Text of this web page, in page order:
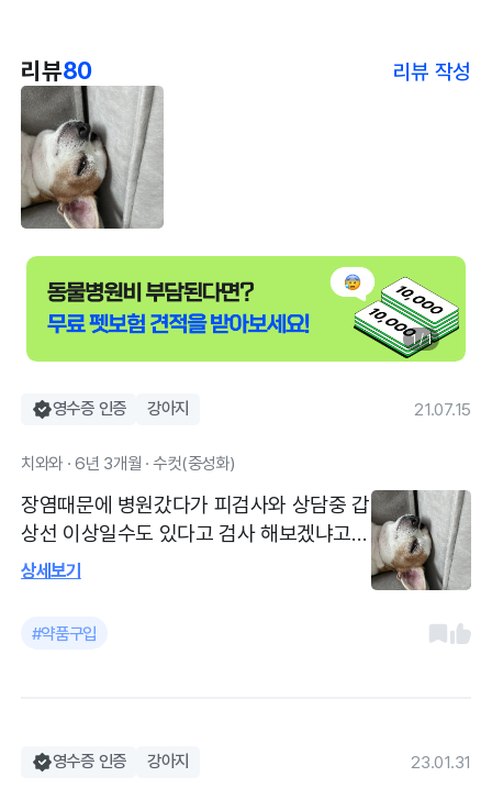
리뷰80 리뷰 작성
1 / 1
영수증 인증 강아지 21.07.15
치와와 · 6년 3개월 · 수컷(중성화)
장염때문에 병원갔다가 피검사와 상담중 갑
상선 이상일수도 있다고 검사 해보겠냐고
하셔서 했는데 갑상선저하증이였어요 강아
요 호전도도 빠르게 좋아졌고 과잉진료도
않아 합리적인지 모르겠지만 진료나 전체적
상세보기
#약품구입
영수증 인증 강아지 23.01.31